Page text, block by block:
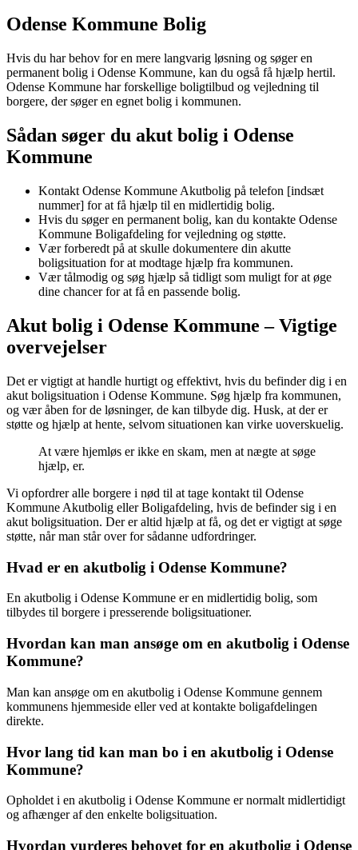
Odense Kommune Bolig
Hvis du har behov for en mere langvarig løsning og søger en
permanent bolig i Odense Kommune, kan du også få hjælp hertil.
Odense Kommune har forskellige boligtilbud og vejledning til
borgere, der søger en egnet bolig i kommunen.
Sådan søger du akut bolig i Odense
Kommune
Kontakt Odense Kommune Akutbolig på telefon [indsæt
nummer] for at få hjælp til en midlertidig bolig.
Hvis du søger en permanent bolig, kan du kontakte Odense
Kommune Boligafdeling for vejledning og støtte.
Vær forberedt på at skulle dokumentere din akutte
boligsituation for at modtage hjælp fra kommunen.
Vær tålmodig og søg hjælp så tidligt som muligt for at øge
dine chancer for at få en passende bolig.
Akut bolig i Odense Kommune – Vigtige
overvejelser
Det er vigtigt at handle hurtigt og effektivt, hvis du befinder dig i en
akut boligsituation i Odense Kommune. Søg hjælp fra kommunen,
og vær åben for de løsninger, de kan tilbyde dig. Husk, at der er
støtte og hjælp at hente, selvom situationen kan virke uoverskuelig.
At være hjemløs er ikke en skam, men at nægte at søge
hjælp, er.
Vi opfordrer alle borgere i nød til at tage kontakt til Odense
Kommune Akutbolig eller Boligafdeling, hvis de befinder sig i en
akut boligsituation. Der er altid hjælp at få, og det er vigtigt at søge
støtte, når man står over for sådanne udfordringer.
Hvad er en akutbolig i Odense Kommune?
En akutbolig i Odense Kommune er en midlertidig bolig, som
tilbydes til borgere i presserende boligsituationer.
Hvordan kan man ansøge om en akutbolig i Odense
Kommune?
Man kan ansøge om en akutbolig i Odense Kommune gennem
kommunens hjemmeside eller ved at kontakte boligafdelingen
direkte.
Hvor lang tid kan man bo i en akutbolig i Odense
Kommune?
Opholdet i en akutbolig i Odense Kommune er normalt midlertidigt
og afhænger af den enkelte boligsituation.
Hvordan vurderes behovet for en akutbolig i Odense